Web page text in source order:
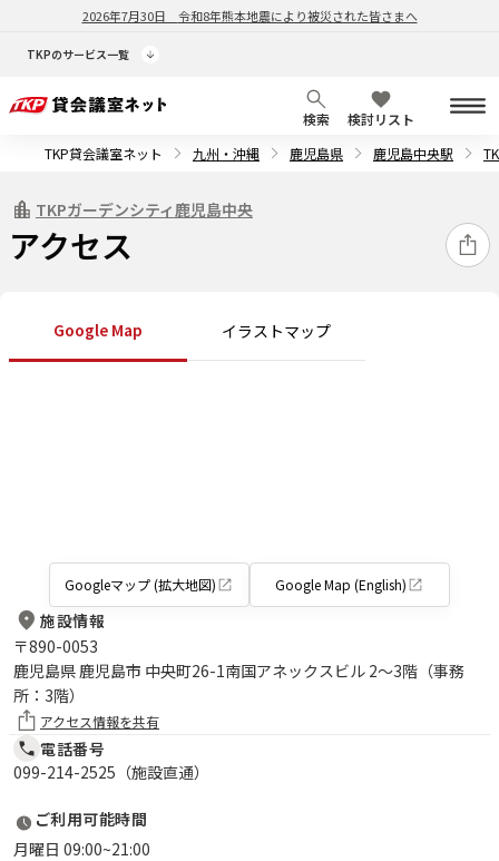
2026年7月30日 令和8年熊本地震により被災された皆さまへ
TKPのサービス一覧
検索
検討リスト
TKP貸会議室ネット
九州・沖縄 鹿児島県 鹿児島中央駅
TKPガーデンシティ鹿児島中央
アクセス
Google Map イラストマップ
Googleマップ (拡大地図) Google Map (English)
施設情報
〒890-0053
鹿児島県 鹿児島市 中央町26-1南国アネックスビル 2～3階（事務
所：3階）
アクセス情報を共有
電話番号
099-214-2525（施設直通）
ご利用可能時間
月曜日 09:00~21:00